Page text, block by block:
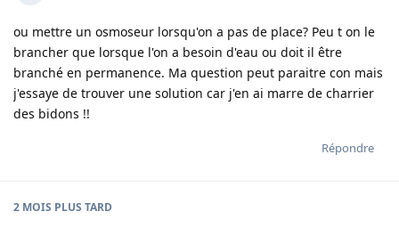
ou mettre un osmoseur lorsqu'on a pas de place? Peu t on le
brancher que lorsque l'on a besoin d'eau ou doit il être
branché en permanence. Ma question peut paraitre con mais
j'essaye de trouver une solution car j'en ai marre de charrier
des bidons !!
Répondre
2 MOIS PLUS TARD